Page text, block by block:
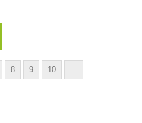
8 9 10 ...